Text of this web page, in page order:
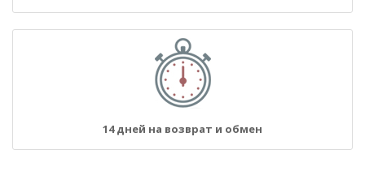
14 дней на возврат и обмен